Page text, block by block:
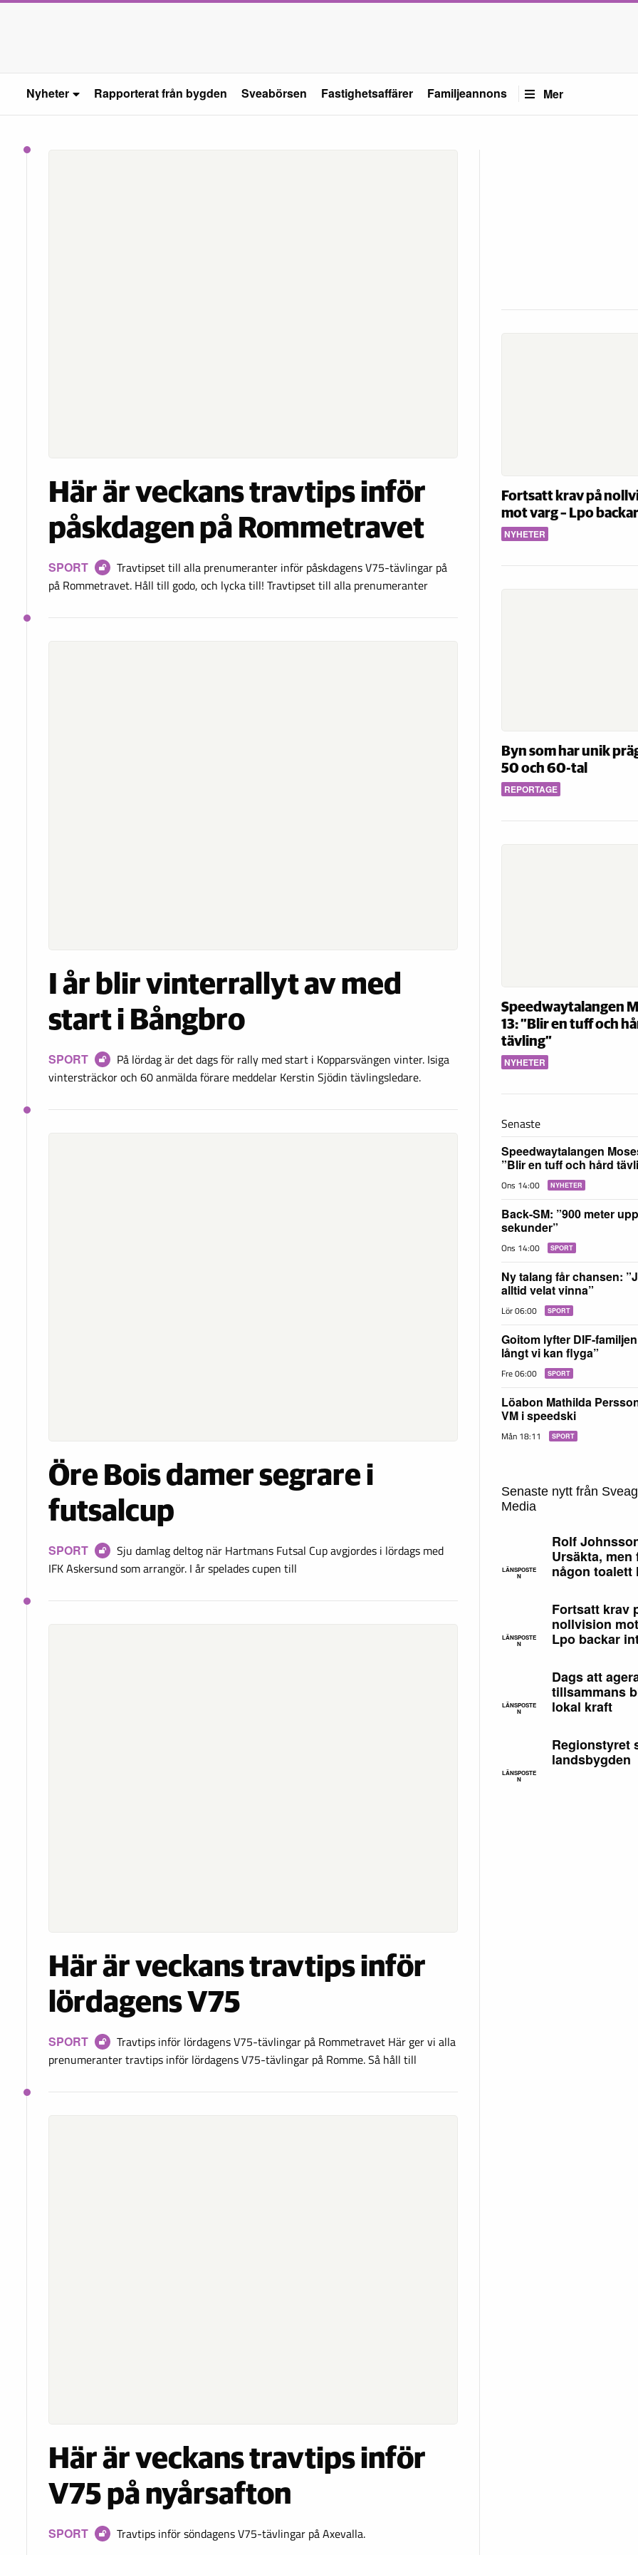
Nyheter Rapporterat från bygden Sveabörsen Fastighetsaffärer Familjeannons Mer
Här är veckans travtips inför
påskdagen på Rommetravet
SPORT
Travtipset till alla prenumeranter inför påskdagens V75-tävlingar på
på Rommetravet. Håll till godo, och lycka till! Travtipset till alla prenumeranter
I år blir vinterrallyt av med
start i Bångbro
SPORT
På lördag är det dags för rally med start i Kopparsvängen vinter. Isiga
vintersträckor och 60 anmälda förare meddelar Kerstin Sjödin tävlingsledare.
Öre Bois damer segrare i
futsalcup
SPORT
Sju damlag deltog när Hartmans Futsal Cup avgjordes i lördags med
IFK Askersund som arrangör. I år spelades cupen till
Här är veckans travtips inför
lördagens V75
SPORT
Travtips inför lördagens V75-tävlingar på Rommetravet Här ger vi alla
prenumeranter travtips inför lördagens V75-tävlingar på Romme. Så håll till
Här är veckans travtips inför
V75 på nyårsafton
SPORT Travtips inför söndagens V75-tävlingar på Axevalla.
Fortsatt krav på
mot varg – Lpo
NYHETER
Byn som har unik
50 och 60-tal
REPORTAGE
Speedwaytalangen
13: ”Blir en tuff och
tävling”
NYHETER
Senaste
Speedwaytalangen
”Blir en tuff och hård
Ons 14:00 NYHETER
Back-SM: ”900 meter
sekunder”
Ons 14:00 SPORT
Ny talang får chansen:
alltid velat vinna”
Lör 06:00 SPORT
Goitom lyfter DIF-
långt vi kan flyga”
Fre 06:00 SPORT
Löabon Mathilda
VM i speedski
Mån 18:11 SPORT
Senaste nytt från
Media
LÄNSPOSTE
N
Rolf
Ursäkta,
någon toalett
LÄNSPOSTE
N
Fortsatt krav
nollvision
Lpo backar
LÄNSPOSTE
N
Dags att
tillsammans
lokal kraft
LÄNSPOSTE
N
Regionstyret
landsbygden